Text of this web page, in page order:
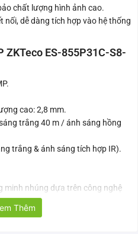
chất lượng hình ảnh cao.
nối, dễ dàng tích hợp vào hệ thống
ES-855P31C-S8-
cao: 2,8 mm.
trắng 40 m / ánh sáng hồng
trắng & ánh sáng tích hợp IR).
minh nhúng dựa trên công nghệ
tích video thông minh.
Thêm